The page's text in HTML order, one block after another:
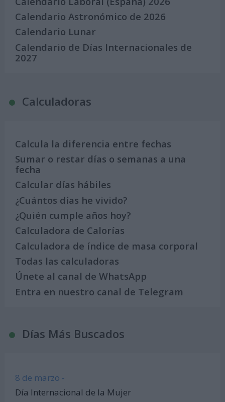
Calendario Astronómico de 2026
Calendario Lunar
Calendario de Días Internacionales de
2027
Calculadoras
Calcula la diferencia entre fechas
Sumar o restar días o semanas a una
fecha
Calcular días hábiles
¿Cuántos días he vivido?
¿Quién cumple años hoy?
Calculadora de Calorías
Calculadora de índice de masa corporal
Todas las calculadoras
Únete al canal de WhatsApp
Entra en nuestro canal de Telegram
Días Más Buscados
8 de marzo -
Día Internacional de la Mujer